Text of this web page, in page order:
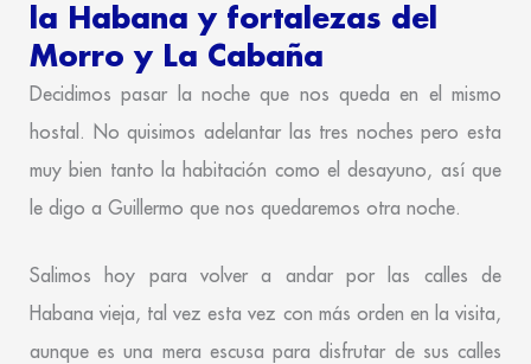
la Habana y fortalezas del
Morro y La Cabaña
Decidimos pasar la noche que nos queda en el mismo
hostal. No quisimos adelantar las tres noches pero esta
muy bien tanto la habitación como el desayuno, así que
le digo a Guillermo que nos quedaremos otra noche.
Salimos hoy para volver a andar por las calles de
Habana vieja, tal vez esta vez con más orden en la visita,
aunque es una mera escusa para disfrutar de sus calles